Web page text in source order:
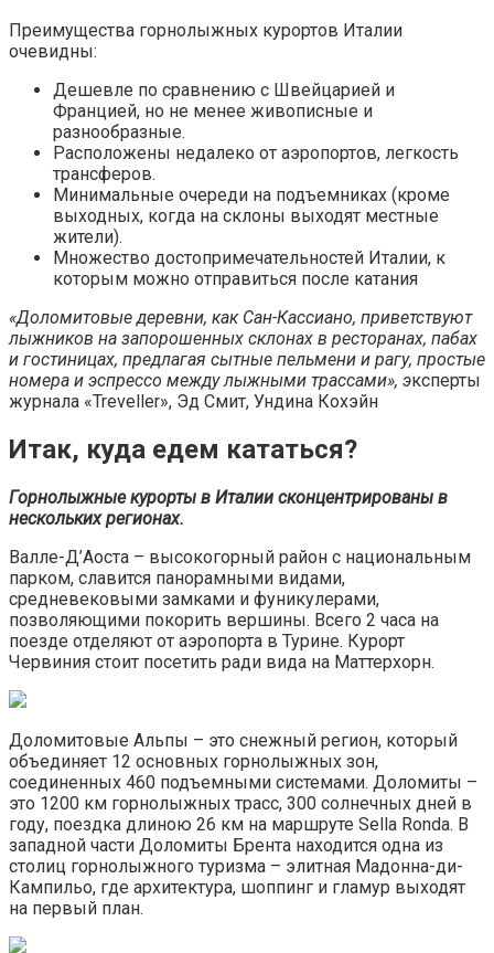
Преимущества горнолыжных курортов Италии
очевидны:
Дешевле по сравнению с Швейцарией и
Францией, но не менее живописные и
разнообразные.
Расположены недалеко от аэропортов, легкость
трансферов.
Минимальные очереди на подъемниках (кроме
выходных, когда на склоны выходят местные
жители).
Множество достопримечательностей Италии, к
которым можно отправиться после катания
«Доломитовые деревни, как Сан-Кассиано, приветствуют
лыжников на запорошенных склонах в ресторанах, пабах
и гостиницах, предлагая сытные пельмени и рагу, простые
номера и эспрессо между лыжными трассами», эксперты
журнала «Treveller», Эд Смит, Ундина Кохэйн
Итак, куда едем кататься?
Горнолыжные курорты в Италии сконцентрированы в
нескольких регионах.
Валле-Д’Аоста – высокогорный район с национальным
парком, славится панорамными видами,
средневековыми замками и фуникулерами,
позволяющими покорить вершины. Всего 2 часа на
поезде отделяют от аэропорта в Турине. Курорт
Червиния стоит посетить ради вида на Маттерхорн.
Доломитовые Альпы – это снежный регион, который
объединяет 12 основных горнолыжных зон,
соединенных 460 подъемными системами. Доломиты –
это 1200 км горнолыжных трасс, 300 солнечных дней в
году, поездка длиною 26 км на маршруте Sella Ronda. В
западной части Доломиты Брента находится одна из
столиц горнолыжного туризма – элитная Мадонна-ди-
Кампильо, где архитектура, шоппинг и гламур выходят
на первый план.